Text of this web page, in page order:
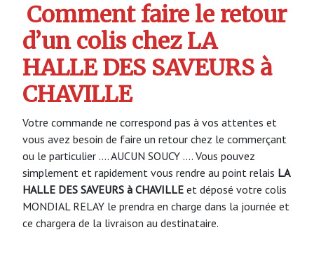
Comment faire le retour
d’un colis chez LA
HALLE DES SAVEURS à
CHAVILLE
Votre commande ne correspond pas à vos attentes et
vous avez besoin de faire un retour chez le commerçant
ou le particulier …. AUCUN SOUCY …. Vous pouvez
simplement et rapidement vous rendre au point relais LA
HALLE DES SAVEURS à CHAVILLE et déposé votre colis
MONDIAL RELAY le prendra en charge dans la journée et
ce chargera de la livraison au destinataire.